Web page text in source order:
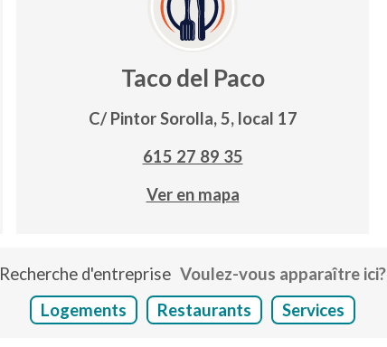
Taco del Paco
C/ Pintor Sorolla, 5, local 17
615 27 89 35
Ver en mapa
Recherche d'entreprise Voulez-vous apparaître ici?
Logements
Restaurants Services